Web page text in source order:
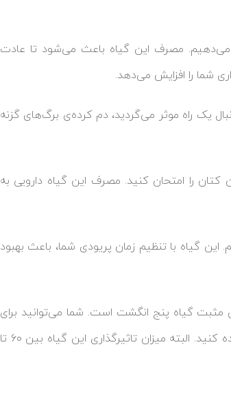
می‌دهیم. مصرف این گیاه باعث می‌شود تا عادت
شما را افزایش می‌دهد.
یک راه موثر می‌گردید، دم کرده‌ی برگ‌های گزنه
کتان را امتحان کنید. مصرف این گیاه دارویی به
این گیاه با تنظیم زمان پریودی شما، باعث بهبود
مثبت گیاه پنج انگشت است. شما می‌توانید برای
بهره‌مندی از خواص این گیاه، آن را به صورت پودر، چای و عصاره گیاهی استفاده کنید. البته میزان تاثیرگذاری این گیاه بین ۶۰ تا